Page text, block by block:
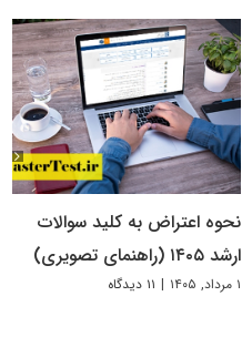
نحوه اعتراض به کلید سوالات
ارشد ۱۴۰۵ (راهنمای تصویری)
۱ مرداد, ۱۴۰۵ | ۱۱ دیدگاه